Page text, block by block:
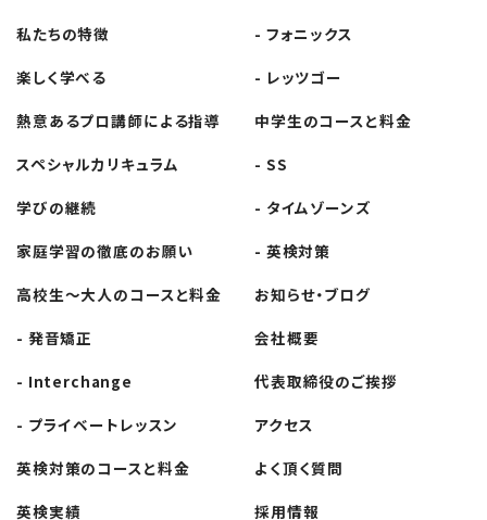
ー
シ
ョ
ン
私たちの特徴
楽しく学べる
熱意あるプロ講師による指導
スペシャルカリキュラム
学びの継続
家庭学習の徹底のお願い
- フォニックス
- レッツゴー
中学生のコースと料金
- SS
- タイムゾーンズ
- 英検対策
高校生～大人の コースと料金
- 発音矯正
- Interchange
- プライベート レッスン
英検対策の コースと料金
英検実績
お知らせ・ブログ
会社概要
代表取締役のご挨拶
アクセス
よく頂く質問
採用情報